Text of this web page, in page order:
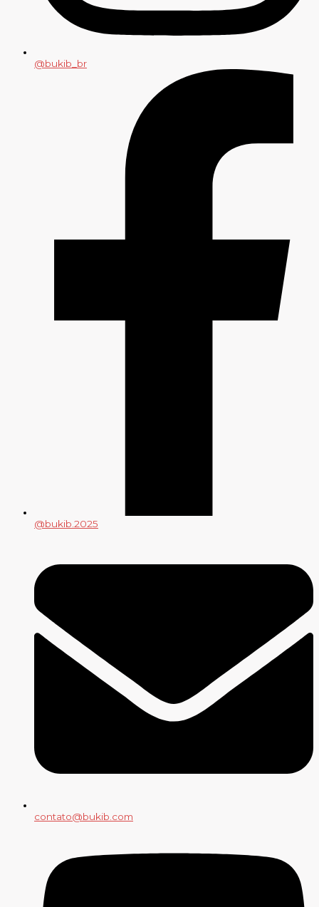
@bukib_br
@bukib.2025
contato@bukib.com